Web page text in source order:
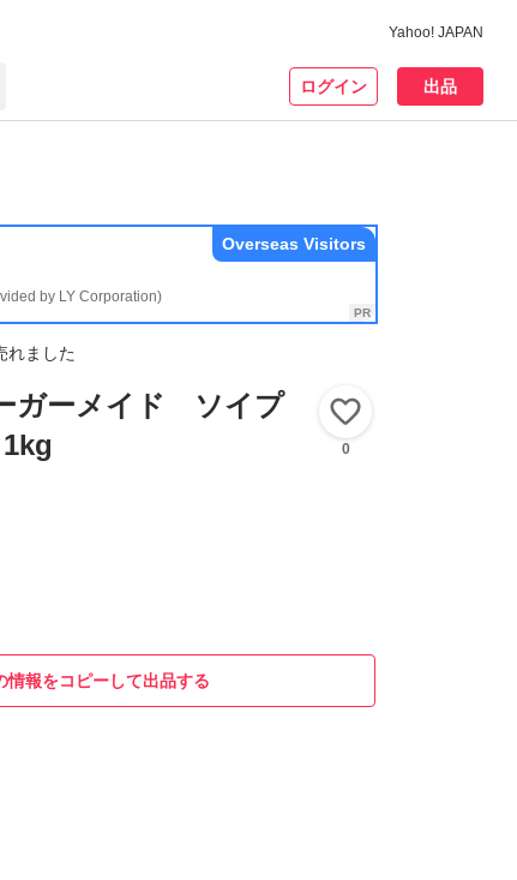
Yahoo! JAPAN
ログイン 出品
by LY Corporation)
Overseas Visitors
れました
ガーメイド ソイプ
0
情報をコピーして出品する